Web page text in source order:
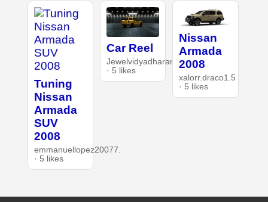
Tuning
Nissan
Armada
SUV
2008
emmanuellopez20077.
· 5 likes
Car Reel
Jewelvidyadharan
· 5 likes
Nissan
Armada
2008
xalorr.draco1.5
· 5 likes